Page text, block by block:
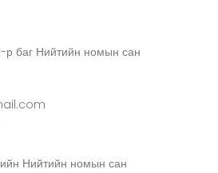
р баг Нийтийн номын сан
Нийтийн номын сан